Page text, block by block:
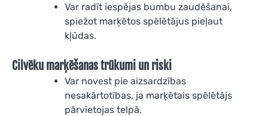
Var radīt iespējas bumbu zaudēšanai,
spiežot marķētos spēlētājus pieļaut
kļūdas.
Cilvēku marķēšanas trūkumi un riski
Var novest pie aizsardzības
nesakārtotības, ja marķētais spēlētājs
pārvietojas telpā.